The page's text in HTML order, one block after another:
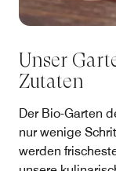
Unser
Zutaten
Der Bio-Garten
nur wenige
werden